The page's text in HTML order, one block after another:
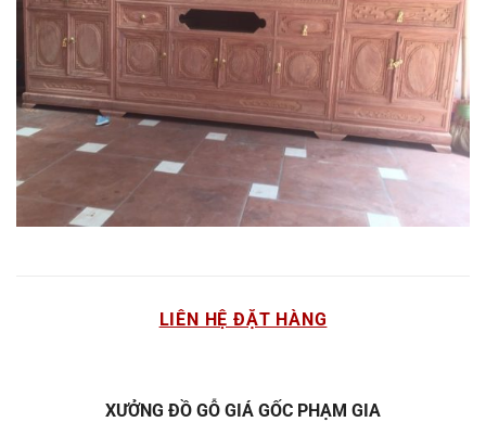
LIÊN HỆ ĐẶT HÀNG
XƯỞNG ĐỒ GỖ GIÁ GỐC PHẠM GIA